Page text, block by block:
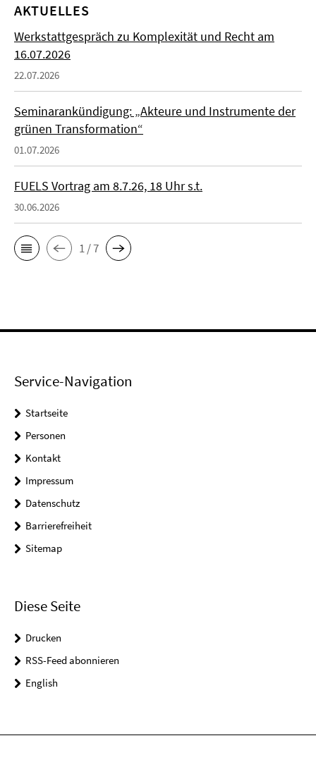
AKTUELLES
Werkstattgespräch zu Komplexität und Recht am
16.07.2026
22.07.2026
Seminarankündigung: „Akteure und Instrumente der
grünen Transformation“
01.07.2026
FUELS Vortrag am 8.7.26, 18 Uhr s.t.
30.06.2026
1 / 7
Service-Navigation
Startseite
Personen
Kontakt
Impressum
Datenschutz
Barrierefreiheit
Sitemap
Diese Seite
Drucken
RSS-Feed abonnieren
English